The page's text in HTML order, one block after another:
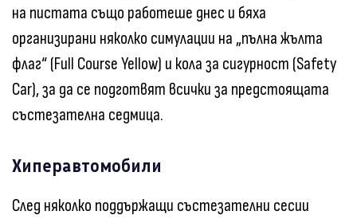
на пистата също работеше днес и бяха
организирани няколко симулации на „пълна жълта
флаг“ (Full Course Yellow) и кола за сигурност (Safety
Car), за да се подготвят всички за предстоящата
състезателна седмица.
Хиперавтомобили
След няколко поддържащи състезателни сесии